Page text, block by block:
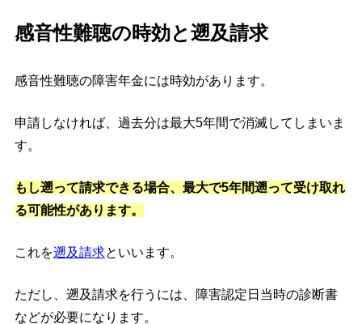
感音性難聴の時効と遡及請求
感音性難聴の障害年金には時効があります。
申請しなければ、過去分は最大5年間で消滅してしまいま
す。
もし遡って請求できる場合、最大で5年間遡って受け取れ
る可能性があります。
これを遡及請求といいます。
ただし、遡及請求を行うには、障害認定日当時の診断書
などが必要になります。